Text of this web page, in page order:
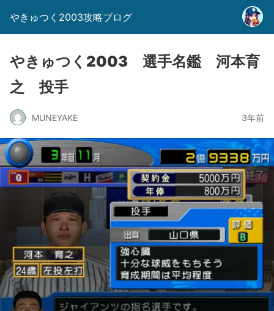
やきゅつく2003攻略ブログ
やきゅつく2003 選手名鑑 河本育
之 投手
MUNEYAKE 3年前